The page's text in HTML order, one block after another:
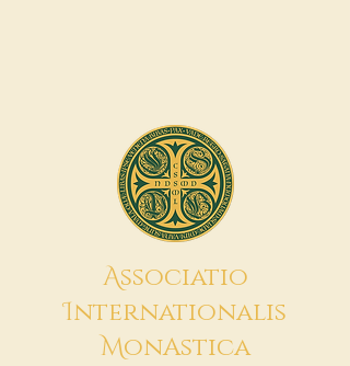
Associatio
Internationalis
MonAstica